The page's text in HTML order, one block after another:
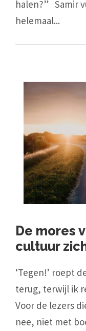
halen?” Samir
helemaal...
De mores
cultuur
‘Tegen!’ roept
terug, terwijl ik
Voor de lezers
nee, niet met